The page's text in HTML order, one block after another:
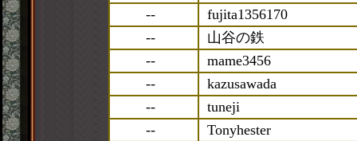
--
fujita1356170
--
山谷の鉄
--
mame3456
--
kazusawada
--
tuneji
--
Tonyhester